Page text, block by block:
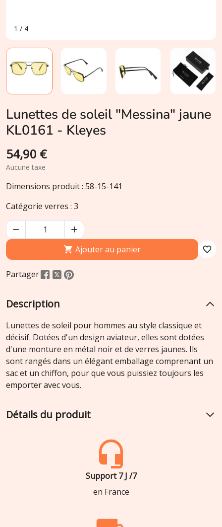
1 / 4
Lunettes de soleil "Messina" jaune
KL0161 - Kleyes
54,90 €
Aucune taxe
Dimensions produit : 58-15-141
Catégorie verres : 3


 Ajouter au panier favorite_border
Partager
Description
Lunettes de soleil pour hommes au style classique et
décisif. Dotées d'un design aviateur, elles sont dotées
d'une monture en métal noir et de verres jaunes. Ils
sont rangés dans un élégant emballage comprenant un
sac et un chiffon, pour que vous puissiez toujours les
emporter avec vous.
Détails du produit
Support 7 J /7
en France